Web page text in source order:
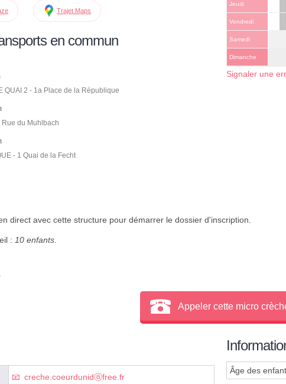
Trajet Maps
en commun
QUAI 2 - 1a Place de la République
Rue du Muhlbach
- 1 Quai de la Fecht
Jeudi
Vendredi
Samedi
Dimanche
Signaler une
direct avec cette structure pour démarrer le dossier d'inscription.
: 10 enfants.
Appeler cette micro
creche.coeurdunidⓐfree.fr
Âge des